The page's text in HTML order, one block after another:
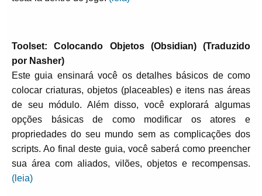
Toolset: Colocando Objetos (Obsidian) (Traduzido
por Nasher)
Este guia ensinará você os detalhes básicos de como
colocar criaturas, objetos (placeables) e itens nas áreas
de seu módulo. Além disso, você explorará algumas
opções básicas de como modificar os atores e
propriedades do seu mundo sem as complicações dos
scripts. Ao final deste guia, você saberá como preencher
sua área com aliados, vilões, objetos e recompensas.
(leia)